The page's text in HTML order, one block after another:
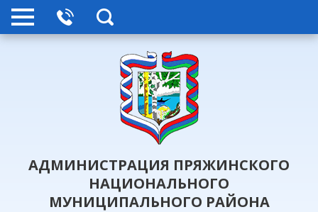
АДМИНИСТРАЦИЯ ПРЯЖИНСКОГО
НАЦИОНАЛЬНОГО
МУНИЦИПАЛЬНОГО РАЙОНА